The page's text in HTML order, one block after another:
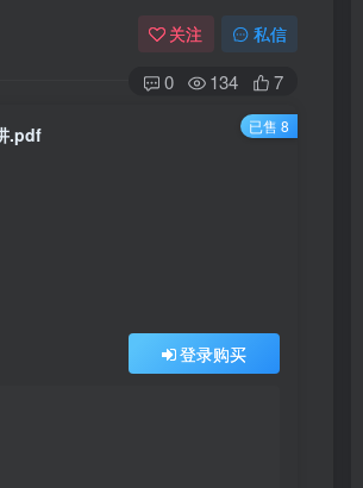
关注 私信
0 134 7
.pdf
登录购买
已售 8